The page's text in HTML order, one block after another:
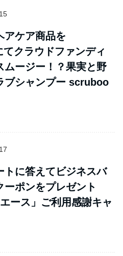
アケア商品を
クラウドファンディ
ムージー！？果実と野
ブシャンプー scruboo
トに答えてビジネスバ
ーポンをプレゼント
ース」ご利用感謝キャ